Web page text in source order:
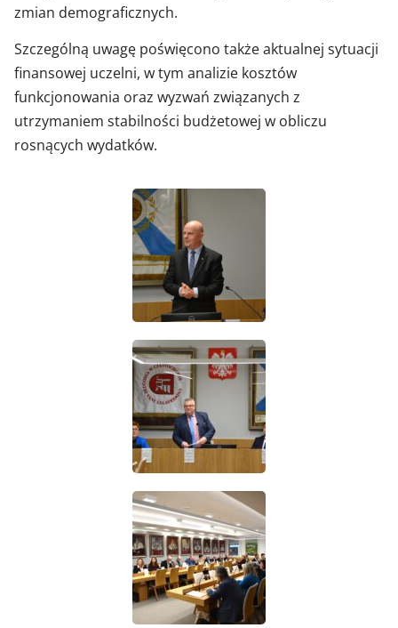
zmian demograficznych.
Szczególną uwagę poświęcono także aktualnej sytuacji
finansowej uczelni, w tym analizie kosztów
funkcjonowania oraz wyzwań związanych z
utrzymaniem stabilności budżetowej w obliczu
rosnących wydatków.